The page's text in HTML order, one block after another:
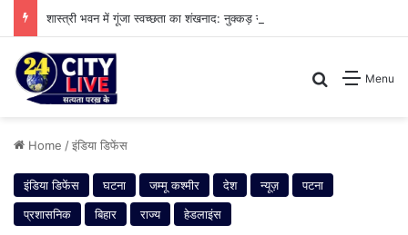
Menu
Search for
Home /इंडिया डिफेंस
इंडिया डिफेंस घटना जम्मू कश्मीर देश न्यूज़
पटना
प्रशासनिक
बिहार राज्य हेडलाइंस